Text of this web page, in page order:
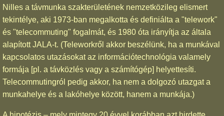
Nilles a távmunka szakterületének nemzetközileg elismert
tekintélye, aki 1973-ban megalkotta és definiálta a "telework"
és "telecommuting" fogalmát, és 1980 óta irányítja az általa
alapított JALA-t. (Teleworkről akkor beszélünk, ha a munkával
kapcsolatos utazásokat az információtechnológia valamely
formája [pl. a távközlés vagy a számítógép] helyettesíti.
Telecommutingról pedig akkor, ha nem a dolgozó utazgat a
munkahelye és a lakóhelye között, hanem a munkája.)